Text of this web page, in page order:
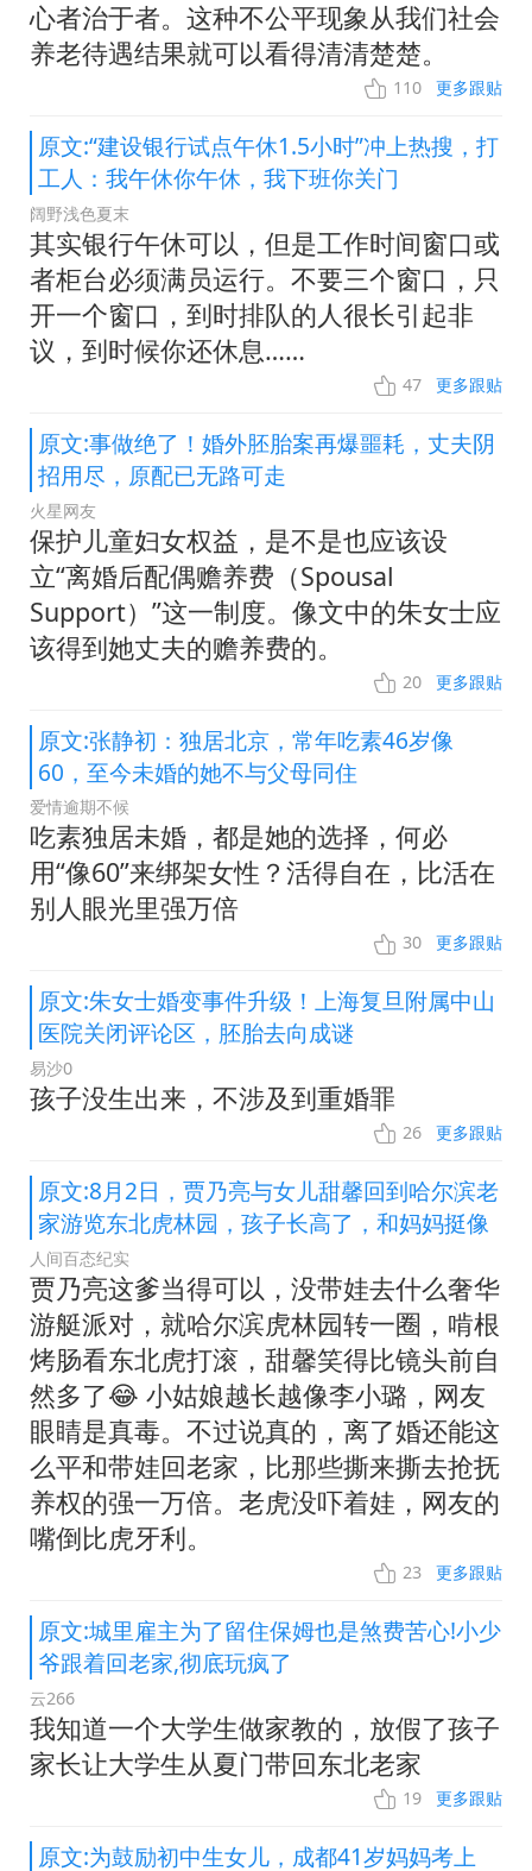
心者治于者。这种不公平现象从我们社会
养老待遇结果就可以看得清清楚楚。
110 更多跟贴
原文:“建设银行试点午休1.5小时”冲上热搜，打
工人：我午休你午休，我下班你关门
阔野浅色夏末
其实银行午休可以，但是工作时间窗口或
者柜台必须满员运行。不要三个窗口，只
开一个窗口，到时排队的人很长引起非
议，到时候你还休息……
47 更多跟贴
原文:事做绝了！婚外胚胎案再爆噩耗，丈夫阴
招用尽，原配已无路可走
火星网友
保护儿童妇女权益，是不是也应该设
立“离婚后配偶赡养费（Spousal
Support）”这一制度。像文中的朱女士应
该得到她丈夫的赡养费的。
20 更多跟贴
原文:张静初：独居北京，常年吃素46岁像
60，至今未婚的她不与父母同住
爱情逾期不候
吃素独居未婚，都是她的选择，何必
用“像60”来绑架女性？活得自在，比活在
别人眼光里强万倍
30 更多跟贴
原文:朱女士婚变事件升级！上海复旦附属中山
医院关闭评论区，胚胎去向成谜
易沙0
孩子没生出来，不涉及到重婚罪
26 更多跟贴
原文:8月2日，贾乃亮与女儿甜馨回到哈尔滨老
家游览东北虎林园，孩子长高了，和妈妈挺像
人间百态纪实
贾乃亮这爹当得可以，没带娃去什么奢华
游艇派对，就哈尔滨虎林园转一圈，啃根
烤肠看东北虎打滚，甜馨笑得比镜头前自
然多了😂 小姑娘越长越像李小璐，网友
眼睛是真毒。不过说真的，离了婚还能这
么平和带娃回老家，比那些撕来撕去抢抚
养权的强一万倍。老虎没吓着娃，网友的
嘴倒比虎牙利。
23 更多跟贴
原文:城里雇主为了留住保姆也是煞费苦心!小少
爷跟着回老家,彻底玩疯了
云266
我知道一个大学生做家教的，放假了孩子
家长让大学生从夏门带回东北老家
19 更多跟贴
原文:为鼓励初中生女儿，成都41岁妈妈考上